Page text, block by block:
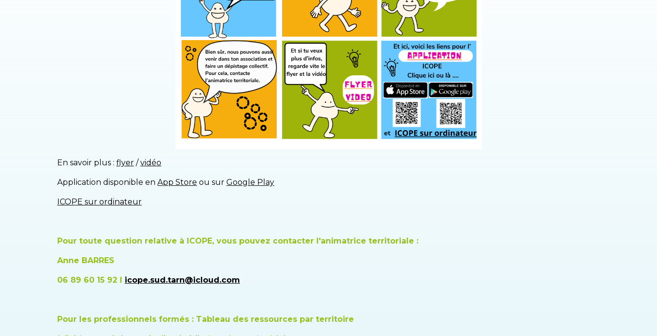
En savoir plus : flyer /vidéo
Application disponible en App Store ou sur Google Play
ICOPE sur ordinateur
Pour toute question relative à ICOPE, vous pouvez contacter l'animatrice territoriale :
Anne BARRES
06 89 60 15 92 l icope.sud.tarn@icloud.com
Pour les professionnels formés : Tableau des ressources par territoire